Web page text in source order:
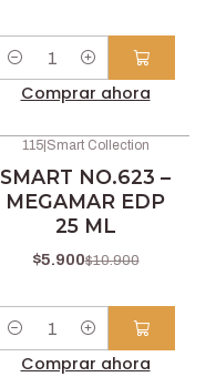
Cantidad
Comprar ahora
115| Smart Collection
SMART NO.623 –
MEGAMAR EDP
25 ML
$5.900$10.900
Comprar ahora